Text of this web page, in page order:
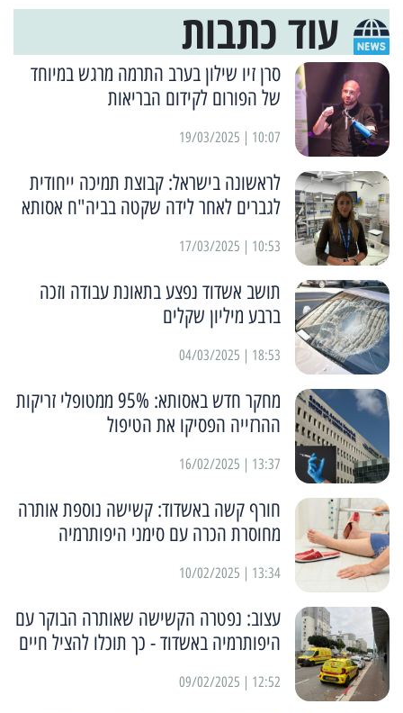
עוד כתבות
סרן זיו שילון בערב התרמה מרגש במיוחד
של הפורום לקידום הבריאות
10:07 | 19/03/2025
לראשונה בישראל: קבוצת תמיכה ייחודית
לגברים לאחר לידה שקטה בביה"ח אסותא
10:53 | 17/03/2025
תושב אשדוד נפצע בתאונת עבודה וזכה
ברבע מיליון שקלים
18:53 | 04/03/2025
מחקר חדש באסותא: 95% ממטופלי זריקות
ההרזייה הפסיקו את הטיפול
13:37 | 16/02/2025
חורף קשה באשדוד: קשישה נוספת אותרה
מחוסרת הכרה עם סימני היפותרמיה
13:34 | 10/02/2025
עצוב: נפטרה הקשישה שאותרה הבוקר עם
היפותרמיה באשדוד - כך תוכלו להציל חיים
12:52 | 09/02/2025